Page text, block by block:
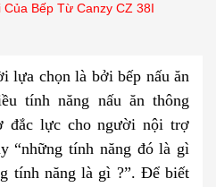
Bếp Từ Canzy CZ 38I
lựa chọn là bởi bếp nấu ăn
tính năng nấu ăn thông
đắc lực cho người nội trợ
“những tính năng đó là gì
tính năng là gì ?”. Để biết